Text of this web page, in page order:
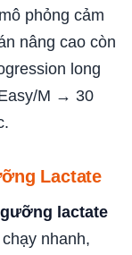
phỏng cảm
nâng cao còn
long
M → 30
Lactate
lactate
nhanh,